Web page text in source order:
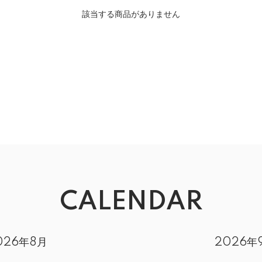
該当する商品がありません
CALENDAR
年8月 2026年